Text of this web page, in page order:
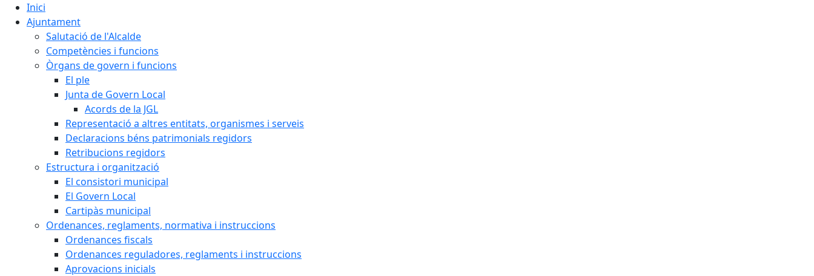
Inici
Ajuntament
Salutació de l'Alcalde
Competències i funcions
Òrgans de govern i funcions
El ple
Junta de Govern Local
Acords de la JGL
Representació a altres entitats, organismes i serveis
Declaracions béns patrimonials regidors
Retribucions regidors
Estructura i organització
El consistori municipal
El Govern Local
Cartipàs municipal
Ordenances, reglaments, normativa i instruccions
Ordenances fiscals
Ordenances reguladores, reglaments i instruccions
Aprovacions inicials